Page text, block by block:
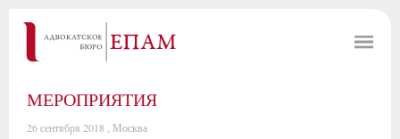
МЕРОПРИЯТИЯ
26 сентября 2018 , Москва